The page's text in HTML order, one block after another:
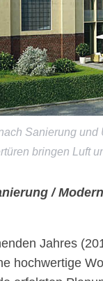
Sanierung
bringen Luft
/
Jahres
hochwertige